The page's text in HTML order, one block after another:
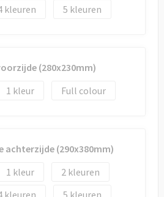
5
(280x230mm)
1 Full colour
achterzijde (290x380mm)
1
2
5